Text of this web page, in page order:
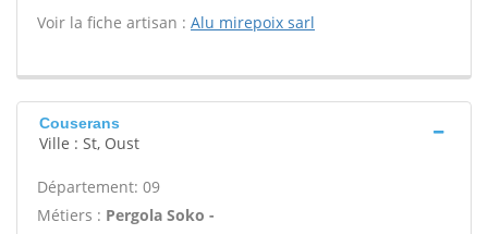
Voir la fiche artisan : Alu mirepoix sarl
Couserans
Ville : St, Oust
Département: 09
Métiers : Pergola Soko -